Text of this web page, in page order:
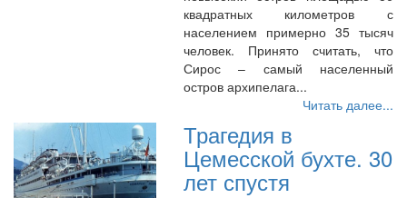
квадратных километров с
населением примерно 35 тысяч
человек. Принято считать, что
Сирос – самый населенный
остров архипелага...
Читать далее...
Трагедия в
Цемесской бухте. 30
лет спустя